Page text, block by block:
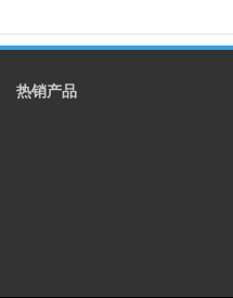
放式畜禽圈舍上扣盖一层塑料
薄膜，充分利用太阳能和畜禽
热销产品